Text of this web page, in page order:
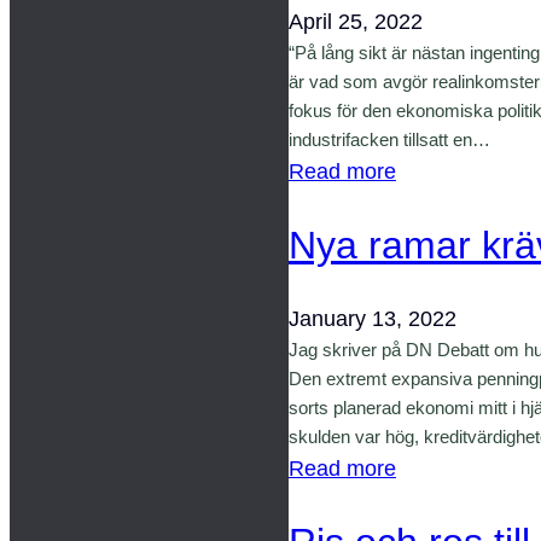
April 25, 2022
“På lång sikt är nästan
är vad som avgör
fokus för den ekonomiska
industrifacken tillsatt en…
Read more:
a
g
a
t
t
p
r
Nya ramar
January 13, 2022
Jag skriver på DN Debatt om
Den extremt expansiva
sorts planerad ekonomi mitt i
skulden var hög,
Read more:
y